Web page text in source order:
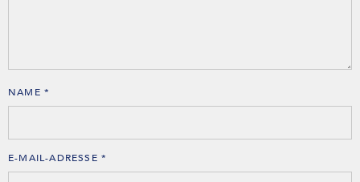
NAME *
E-MAIL-ADRESSE *